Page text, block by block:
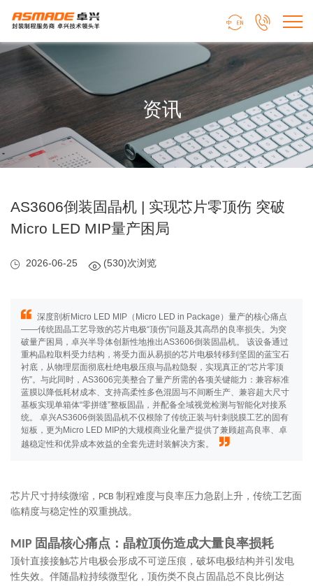


资讯
AS3606倒装固晶机 | 实现芯片零顶伤 突破
Micro LED MIP量产困局
2026-06-25 (530)次浏览
深度剖析Micro LED MIP（Micro LED in Package）量产的核心痛点
——传统固晶工艺导致的芯片电极“顶伤”问题及其高昂的良率损失。为突
破量产困局，卓兴半导体创新性地推出AS3606倒装固晶机。 该设备通过
重构晶粒取料受力结构，将受力面从易损的芯片电极转移到坚固的蓝宝石
衬底，从物理层面彻底杜绝电极压痕与晶粒隐裂，实现真正的“芯片零顶
伤”。与此同时，AS3606完美整合了量产所需的各项关键能力：兼容标准
蓝膜以降低耗材成本、支持高柔性多色混固与不间断生产、兼容超大尺寸
基板实现单箱体“零拼缝”整板固晶，并配备全域视觉检测与智能化对接系
统。 卓兴AS3606倒装固晶机不仅根除了传统正装与针刺脱膜工艺的固有
短板，更为Micro LED MIP的大规模商业化量产提供了兼顾超高良率、卓
越稳定性和优异成本效益的全套先进封装解决方案。
芯片尺寸持续微缩， PCB 制程难度与良率压力急剧上升，传统工艺面
临精度与稳定性的双重挑战。
MIP 固晶核心痛点：晶粒顶伤造成大量良率损耗
顶针直接接触芯片电极会形成不可逆压痕，破坏电极结构并引发电
性失效。伴随晶粒持续微型化，顶伤类不良占固晶总不良比例达